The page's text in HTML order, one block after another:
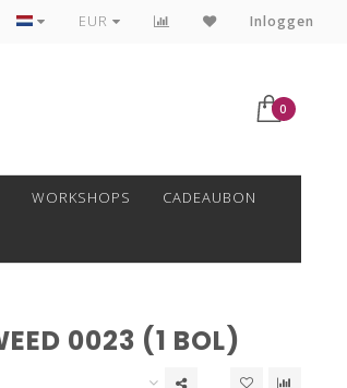
VEILIG BETALEN MET MOLLIE!
EUR Inloggen
0
WORKSHOPS CADEAUBON
0023 (1 BOL)